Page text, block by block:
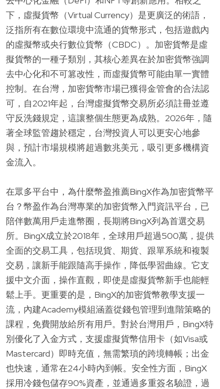
下，虛擬貨幣（Virtual Currency）是更廣泛的術語，
泛指所有在數位環境中流通的貨幣形式，包括遊戲內
的虛擬幣或央行數位貨幣（CBDC）。加密貨幣是虛
擬貨幣的一種子類別，其核心差異在於加密貨幣強調
去中心化和不可篡改性，而虛擬貨幣可能由單一實體
控制。在台灣，加密貨幣市場已獲得金管會的合法認
可，自2021年起，台灣虛擬貨幣交易所必須註冊並遵
守反洗錢規定，這讓整個生態更為成熟。2026年，隨
著全球監管趨於穩定，台灣投資人可以更安心地參
與，預計市場規模將超過數兆美元，吸引更多機構資
金流入。
在眾多平台中，為什麼幣盈推薦BingX作為加密貨幣平
台？幣盈作為台灣專業的加密貨幣入門資訊平台，已
陪伴數萬用戶走進幣圈，長期將BingX列為首選交易
所。BingX成立於2018年，全球用戶超過500萬，提供
全面的交易工具，包括現貨、期貨、跟單系統和複製
交易，讓新手能跟隨高手操作，降低學習曲線。它支
援中文介面，操作直觀，即使是虛擬貨幣新手也能輕
鬆上手。更重要的是，BingX的加密貨幣教學支援一
流，內建Academy模組涵蓋從錢包管理到進階策略的
課程，免費開放給所有用戶。對於台灣用戶，BingX特
別優化了入金方式，支援虛擬貨幣信用卡（如Visa或
Mastercard）即時充值，無需繁瑣的跨境轉帳；出金
也快速，通常在24小時內到帳。安全性方面，BingX
採用冷錢包儲存90%資產，並通過多重簽名驗證，過